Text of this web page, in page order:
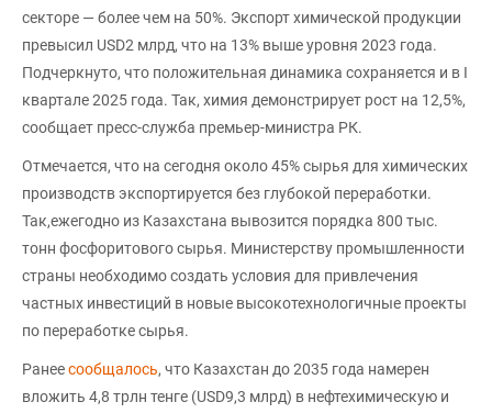
секторе — более чем на 50%. Экспорт химической продукции
превысил USD2 млрд, что на 13% выше уровня 2023 года.
Подчеркнуто, что положительная динамика сохраняется и в I
квартале 2025 года. Так, химия демонстрирует рост на 12,5%,
сообщает пресс-служба премьер-министра РК.
Отмечается, что на сегодня около 45% сырья для химических
производств экспортируется без глубокой переработки.
Так,ежегодно из Казахстана вывозится порядка 800 тыс.
тонн фосфоритового сырья. Министерству промышленности
страны необходимо создать условия для привлечения
частных инвестиций в новые высокотехнологичные проекты
по переработке сырья.
Ранеесообщалось, что Казахстан до 2035 года намерен
вложить 4,8 трлн тенге (USD9,3 млрд) в нефтехимическую и